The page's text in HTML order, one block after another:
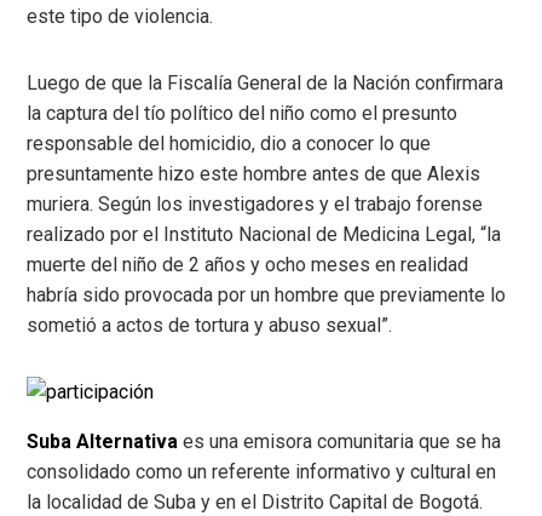
este tipo de violencia.
Luego de que la Fiscalía General de la Nación confirmara
la captura del tío político del niño como el presunto
responsable del homicidio, dio a conocer lo que
presuntamente hizo este hombre antes de que Alexis
muriera. Según los investigadores y el trabajo forense
realizado por el Instituto Nacional de Medicina Legal, “la
muerte del niño de 2 años y ocho meses en realidad
habría sido provocada por un hombre que previamente lo
sometió a actos de tortura y abuso sexual”.
Suba Alternativaes una emisora comunitaria que se ha
consolidado como un referente informativo y cultural en
la localidad de Suba y en el Distrito Capital de Bogotá.